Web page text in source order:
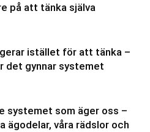
på att tänka själva
istället för att tänka –
det gynnar systemet
systemet som äger oss –
ägodelar, våra rädslor och